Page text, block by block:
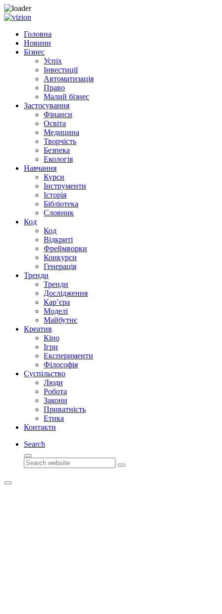
Skip to content
Головна
Новини
Бізнес
Успіх
Інвестиції
Автоматизація
Право
Малий бізнес
Застосування
Фінанси
Освіта
Медицина
Творчість
Безпека
Екологія
Навчання
Курси
Інструменти
Історія
Бібліотека
Словник
Код
Код
Відкриті
Фреймворки
Конкурси
Генерація
Тренди
Тренди
Дослідження
Кар’єра
Моделі
Майбутнє
Креатив
Кіно
Ігри
Експерименти
Філософія
Суспільство
Люди
Робота
Закони
Приватність
Етика
Контакти
Search
Search